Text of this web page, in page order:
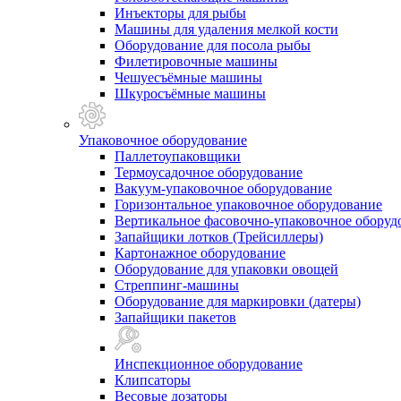
Инъекторы для рыбы
Машины для удаления мелкой кости
Оборудование для посола рыбы
Филетировочные машины
Чешуесъёмные машины
Шкуросъёмные машины
Упаковочное оборудование
Паллетоупаковщики
Термоусадочное оборудование
Вакуум-упаковочное оборудование
Горизонтальное упаковочное оборудование
Вертикальное фасовочно-упаковочное
Запайщики лотков (Трейсиллеры)
Картонажное оборудование
Оборудование для упаковки овощей
Стреппинг-машины
Оборудование для маркировки (датеры)
Запайщики пакетов
Инспекционное оборудование
Клипсаторы
Весовые дозаторы